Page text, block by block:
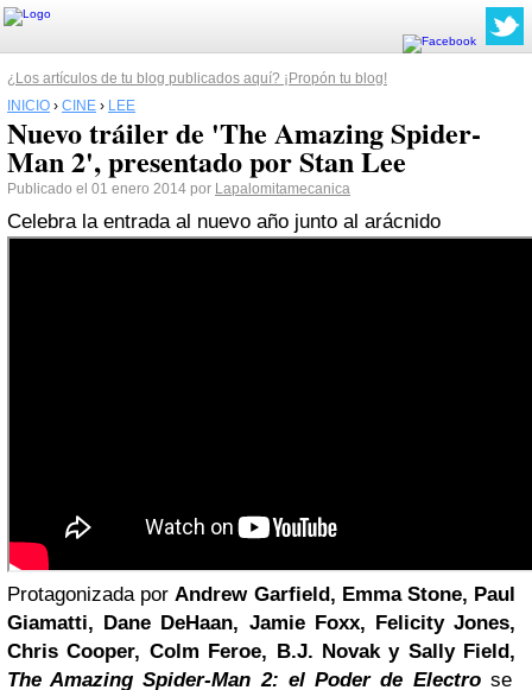
¿Los artículos de tu blog publicados aquí? ¡Propón tu blog!
INICIO › CINE › LEE
Nuevo tráiler de 'The Amazing Spider-
Man 2', presentado por Stan Lee
Publicado el 01 enero 2014 por Lapalomitamecanica
Celebra la entrada al nuevo año junto al arácnido
Protagonizada porAndrew Garfield, EmmaStone, Paul
Giamatti, Dane DeHaan, Jamie Foxx, Felicity Jones,
Chris Cooper, Colm Feroe, B.J. Novak y Sally Field,
The Amazing Spider-Man 2: el Poder de Electro se